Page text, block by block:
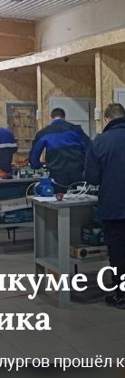
прошёл